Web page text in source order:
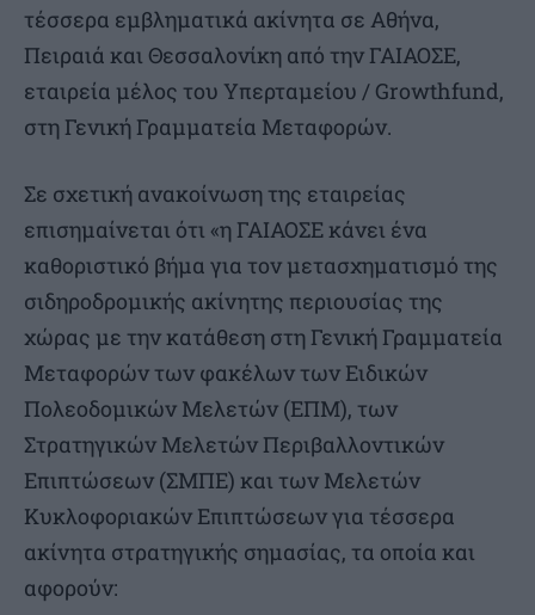
τέσσερα εμβληματικά ακίνητα σε Αθήνα,
Πειραιά και Θεσσαλονίκη από την ΓΑΙΑΟΣΕ,
εταιρεία μέλος του Υπερταμείου / Growthfund,
στη Γενική Γραμματεία Μεταφορών.
Σε σχετική ανακοίνωση της εταιρείας
επισημαίνεται ότι «η ΓΑΙΑΟΣΕ κάνει ένα
καθοριστικό βήμα για τον μετασχηματισμό της
σιδηροδρομικής ακίνητης περιουσίας της
χώρας με την κατάθεση στη Γενική Γραμματεία
Μεταφορών των φακέλων των Ειδικών
Πολεοδομικών Μελετών (ΕΠΜ), των
Στρατηγικών Μελετών Περιβαλλοντικών
Επιπτώσεων (ΣΜΠΕ) και των Μελετών
Κυκλοφοριακών Επιπτώσεων για τέσσερα
ακίνητα στρατηγικής σημασίας, τα οποία και
αφορούν: